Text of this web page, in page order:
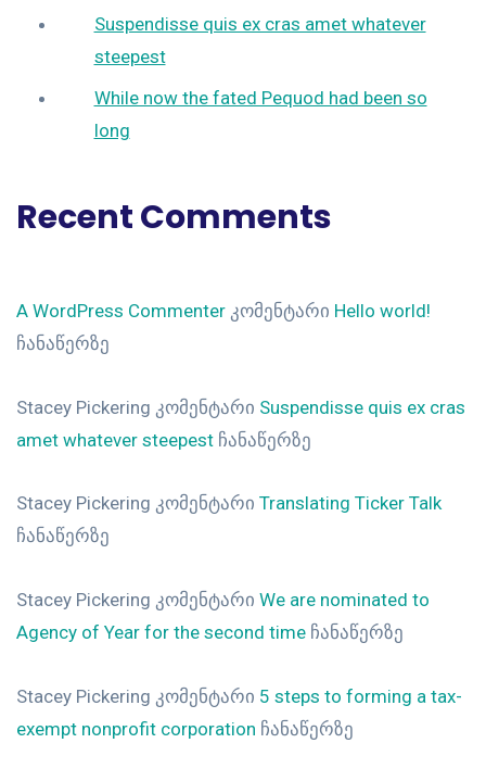
Suspendisse quis ex cras amet whatever
steepest
While now the fated Pequod had been so
long
Recent Comments
A WordPress Commenter კომენტარი Hello world!
ჩანაწერზე
Stacey Pickering კომენტარი Suspendisse quis ex cras
amet whatever steepest ჩანაწერზე
Stacey Pickering კომენტარი Translating Ticker Talk
ჩანაწერზე
Stacey Pickering კომენტარი We are nominated to
Agency of Year for the second time ჩანაწერზე
Stacey Pickering კომენტარი 5 steps to forming a tax-
exempt nonprofit corporation ჩანაწერზე